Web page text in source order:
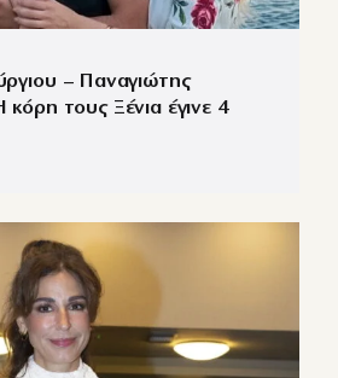
– Παναγιώτης
τους Ξένια έγινε 4